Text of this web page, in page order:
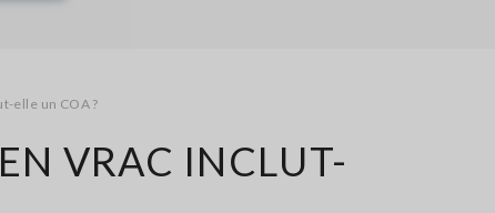
elle un COA ?
VRAC INCLUT-